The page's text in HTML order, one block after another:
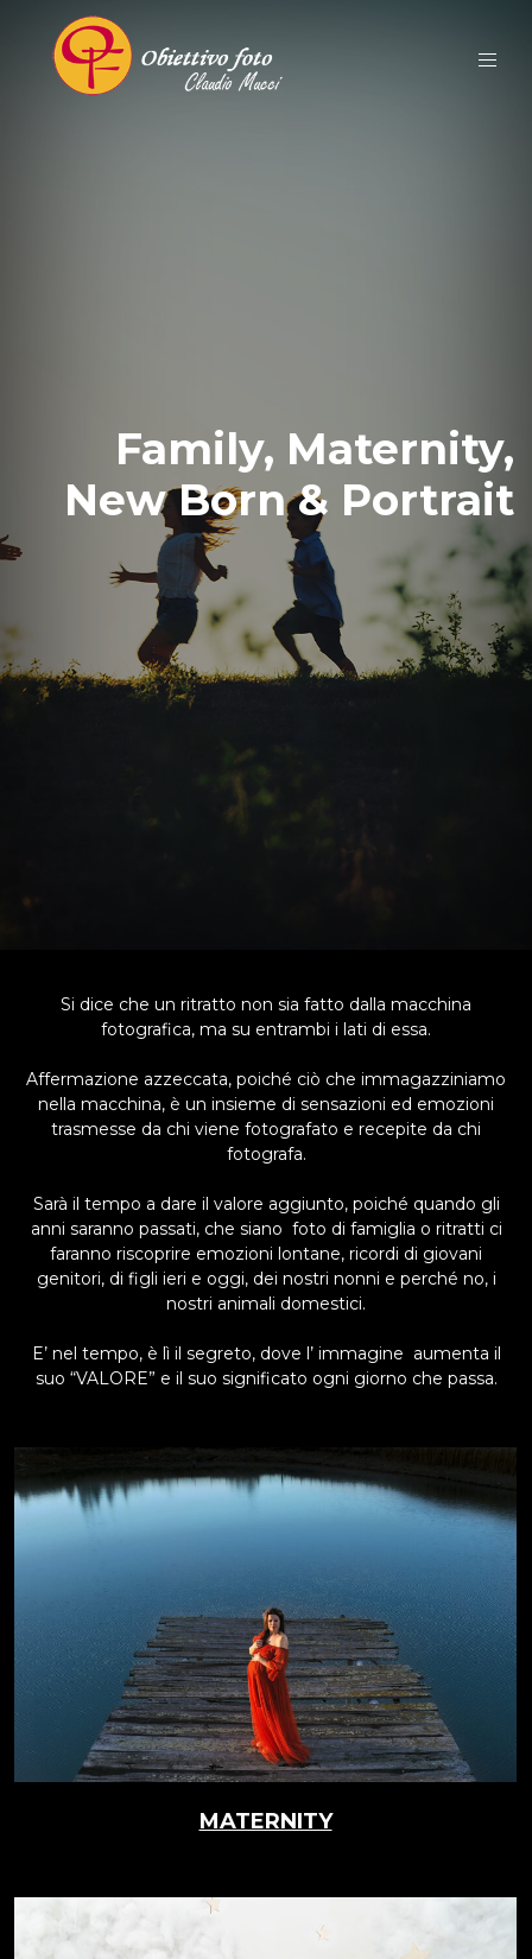
Family, Maternity,
New Born & Portrait
Si dice che un ritratto non sia fatto dalla macchina
fotografica, ma su entrambi i lati di essa.
Affermazione azzeccata, poiché ciò che immagazziniamo
nella macchina, è un insieme di sensazioni ed emozioni
trasmesse da chi viene fotografato e recepite da chi
fotografa.
Sarà il tempo a dare il valore aggiunto, poiché quando gli
anni saranno passati, che siano foto di famiglia o ritratti ci
faranno riscoprire emozioni lontane, ricordi di giovani
genitori, di figli ieri e oggi, dei nostri nonni e perché no, i
nostri animali domestici.
E’ nel tempo, è lì il segreto, dove l’ immagine aumenta il
suo “VALORE” e il suo significato ogni giorno che passa.
MATERNITY